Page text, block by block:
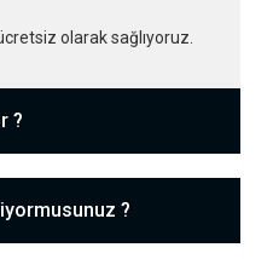
olarak sağlıyoruz.
?
?